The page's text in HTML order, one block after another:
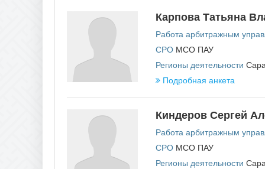
Калининградская область
Камчатский край
Карачаево-Черкесская Республика
Костромская область
Красноярский край
Карпова Татьяна
Работа арбитражным
СРО МСО ПАУ
Регионы деятельности
Подробная анкета
Киндеров Сергей
Работа арбитражным
СРО МСО ПАУ
Регионы деятельности